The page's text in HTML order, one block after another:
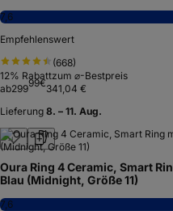
7,6
Empfehlenswert
(668)
12% Rabattzum ⌀-Bestpreis
ab29999€341,04 €
Lieferung 8. – 11. Aug.
Oura Ring 4 Ceramic, Smart
Blau (Midnight, Größe 11)
7,6